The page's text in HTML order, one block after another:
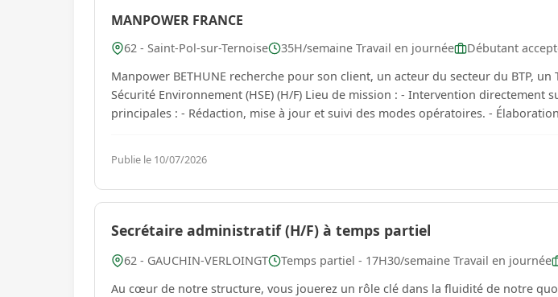
MANPOWER FRANCE
62 - Saint-Pol-sur-Ternoise 35H/semaine Travail en journée
Débutant
Manpower BETHUNE recherche pour son client, un acteur du secteur du BTP, un
Sécurité Environnement (HSE) (H/F) Lieu de mission : - Intervention directement sur chantier. Missions
principales : - Rédaction, mise à jour et suivi des
Publie le 10/07/2026
Secrétaire administratif (H/F) à temps partiel
62 - GAUCHIN-VERLOINGT Temps partiel - 17H30/semaine Travail en journée
Au cœur de notre structure, vous jouerez un rôle clé dans la fluidité de notre